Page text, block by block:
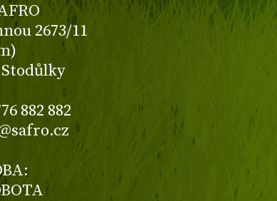
2673/11
Stodůlky
882 882